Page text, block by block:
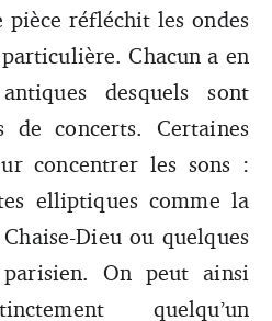
réfléchit les ondes
Chacun a en
desquels sont
de concerts. Certaines
concentrer les sons :
elliptiques comme la
Dieu ou quelques
On peut ainsi
quelqu’un